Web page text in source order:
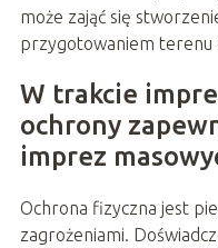
może zająć się
przygotowaniem terenu
W trakcie
ochrony
imprez
Ochrona fizyczna jest
zagrożeniami.